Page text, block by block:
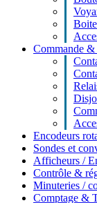
Commande &
Encodeurs
Sondes et
Afficheurs /
Contrôle &
Minuteries /
Comptage &